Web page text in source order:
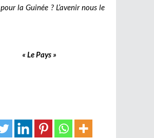
la Guinée ? L’avenir nous le
« Le Pays »